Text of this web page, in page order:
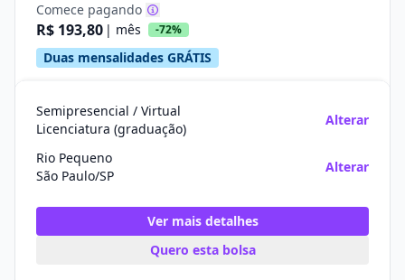
Comece pagando
R$ 193,80 | mês -72%
Duas mensalidades GRÁTIS
Semipresencial / Virtual
Licenciatura (graduação)
Alterar
Rio Pequeno
São Paulo/SP
Alterar
Ver mais detalhes
Quero esta bolsa